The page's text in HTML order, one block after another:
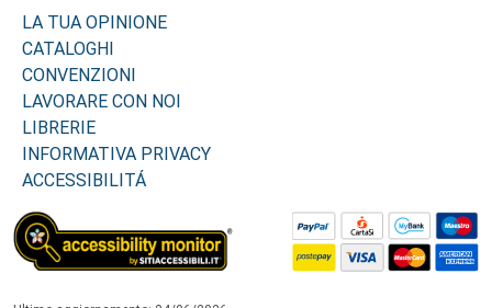
LA TUA OPINIONE
CATALOGHI
CONVENZIONI
LAVORARE CON NOI
LIBRERIE
INFORMATIVA PRIVACY
ACCESSIBILITÁ